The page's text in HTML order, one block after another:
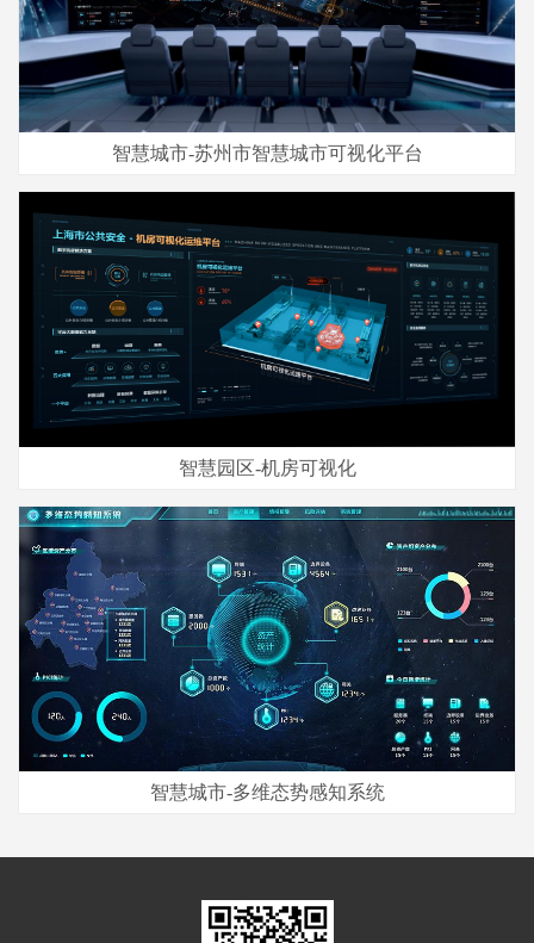
智慧城市-苏州市智慧城市可视化平台
智慧园区-机房可视化
智慧城市-多维态势感知系统